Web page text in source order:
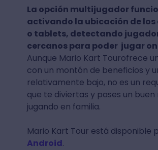
La opción multijugador
activando la ubicación de los
o tablets, detectando
cercanos para poder jugar
Aunque Mario Kart Tourofrece
con un montón de beneficios y
relativamente bajo, no es un
que te diviertas y pases un
jugando en familia.
Mario Kart Tour está disponible
Android.